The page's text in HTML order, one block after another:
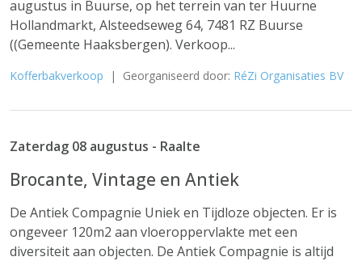
augustus in Buurse, op het terrein van ter Huurne
Hollandmarkt, Alsteedseweg 64, 7481 RZ Buurse
((Gemeente Haaksbergen). Verkoop...
Kofferbakverkoop | Georganiseerd door: RéZi Organisaties BV
Zaterdag 08 augustus - Raalte
Brocante, Vintage en Antiek
De Antiek Compagnie Uniek en Tijdloze objecten. Er is
ongeveer 120m2 aan vloeroppervlakte met een
diversiteit aan objecten. De Antiek Compagnie is altijd